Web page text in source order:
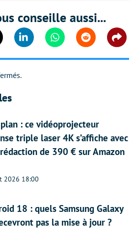
conseille aussi...
Linkedin WhatsappReddit
: ce vidéoprojecteur
triple laser 4K s’affiche avec
de 390 € sur Amazon
2026 18:00
18 : quels Samsung Galaxy
pas la mise à jour ?